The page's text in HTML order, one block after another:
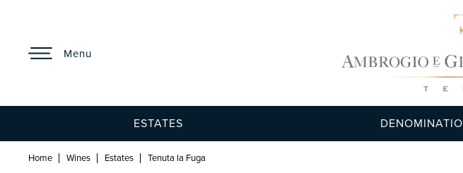
Menu
ESTATES
Home Wines Estates Tenuta la Fuga